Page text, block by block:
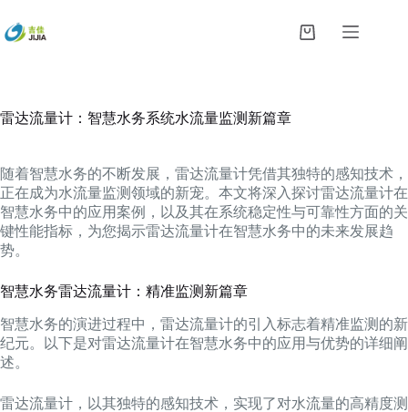
过
内
购
雷达流量计：智慧水务系统水流量监测新篇章
随着智慧水务的不断发展，雷达流量计凭借其独特的感知技术，
正在成为水流量监测领域的新宠。本文将深入探讨雷达流量计在
智慧水务中的应用案例，以及其在系统稳定性与可靠性方面的关
键性能指标，为您揭示雷达流量计在智慧水务中的未来发展趋
势。
智慧水务雷达流量计：精准监测新篇章
智慧水务的演进过程中，雷达流量计的引入标志着精准监测的新
纪元。以下是对雷达流量计在智慧水务中的应用与优势的详细阐
述。
雷达流量计，以其独特的感知技术，实现了对水流量的高精度测